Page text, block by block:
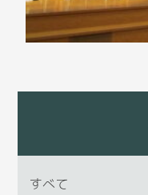
すべて